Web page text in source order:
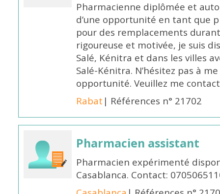
Pharmacienne diplômée et
d’une opportunité en tant que
pour des remplacements
rigoureuse et motivée, je suis
Salé, Kénitra et dans les villes
Salé-Kénitra. N’hésitez pas à
opportunité. Veuillez me
Rabat | Références n° 21702
Pharmacien assistant
Pharmacien expérimenté
Casablanca. Contact: